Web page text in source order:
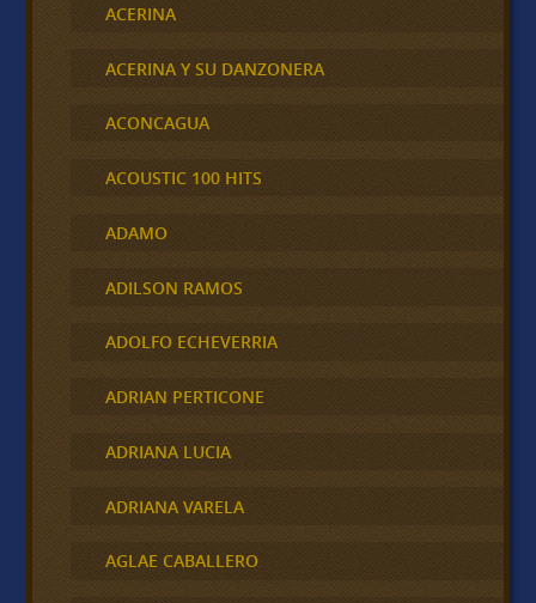
ACERINA
ACERINA Y SU DANZONERA
ACONCAGUA
ACOUSTIC 100 HITS
ADAMO
ADILSON RAMOS
ADOLFO ECHEVERRIA
ADRIAN PERTICONE
ADRIANA LUCIA
ADRIANA VARELA
AGLAE CABALLERO